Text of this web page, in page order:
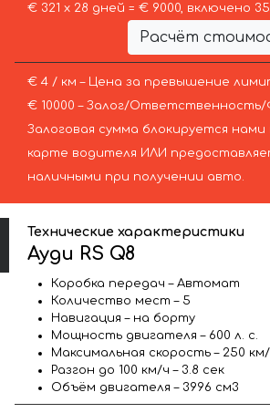
€ 321 х 28 дней = € 9000, включено
Расчёт
€ 4 / км – Цена за превышение
€ 10000 – Залог/
Залоговая сумма блокируется
карте водителя ИЛИ
наличными при получении авто.
Технические характеристики
Ауди RS Q8
Коробка передач – Автомат
Количество мест – 5
Навигация – на борту
Мощность двигателя – 600 л. с.
Максимальная скорость – 250
Разгон до 100 км/ч – 3.8 сек
Объём двигателя – 3996 см3